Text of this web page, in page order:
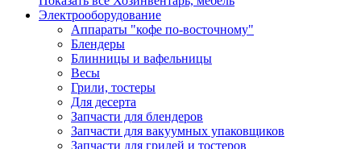
Электрооборудование
Аппараты "кофе по-восточному"
Блендеры
Блинницы и вафельницы
Весы
Грили, тостеры
Для десерта
Запчасти для блендеров
Запчасти для вакуумных упаковщиков
Запчасти для грилей и тостеров